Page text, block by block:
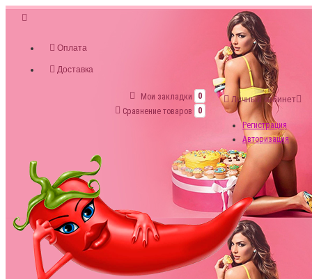
Оплата
Доставка
Личный кабинет
Регистрация
Авторизация
Мои закладки
0
Сравнение товаров
0